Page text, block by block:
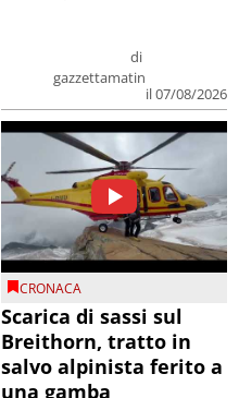
di
gazzettamatin
il 07/08/2026
CRONACA
Scarica di sassi sul
Breithorn, tratto in
salvo alpinista ferito a
una gamba